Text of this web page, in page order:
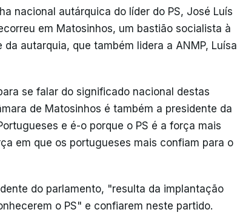
nacional autárquica do líder do PS, José Luís
em Matosinhos, um bastião socialista à
autarquia, que também lidera a ANMP, Luísa
se falar do significado nacional destas
de Matosinhos é também a presidente da
e é-o porque o PS é a força mais
em que os portugueses mais confiam para o
do parlamento, "resulta da implantação
o PS" e confiarem neste partido.